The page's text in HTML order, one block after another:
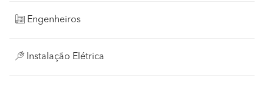
Engenheiros
Instalação Elétrica